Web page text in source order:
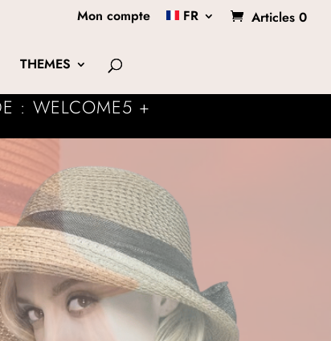
Mon compte FR Articles 0
THEMES
: WELCOME5 +